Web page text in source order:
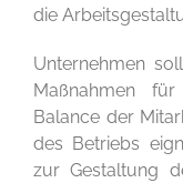
die
Unternehmen
Maßnahmen
Balance der
des Betriebs
zur Gestaltung